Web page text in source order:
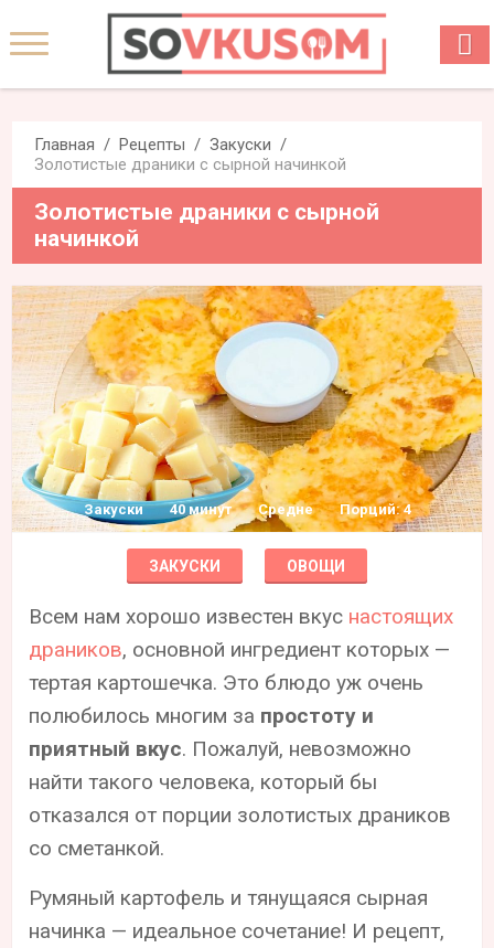
Главная Рецепты
Закуски
Золотистые драники с сырной начинкой
Золотистые драники с сырной
начинкой
Закуски 40 минут Средне Порций: 4
ЗАКУСКИ ОВОЩИ
Всем нам хорошо известен вкус настоящих
драников, основной ингредиент которых —
тертая картошечка. Это блюдо уж очень
полюбилось многим за простоту и
приятный вкус. Пожалуй, невозможно
найти такого человека, который бы
отказался от порции золотистых драников
со сметанкой.
Румяный картофель и тянущаяся сырная
начинка — идеальное сочетание! И рецепт,